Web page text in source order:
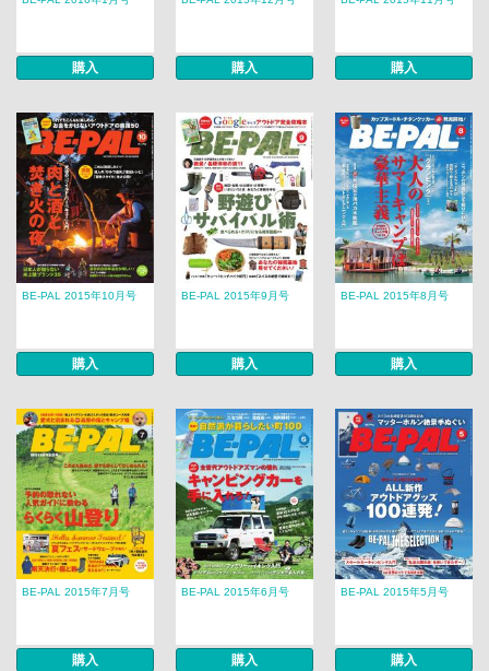
購入 購入 購入
BE-PAL 2015年10月号
購入
BE-PAL 2015年9月号
購入
BE-PAL 2015年8月号
購入
BE-PAL 2015年7月号
購入
BE-PAL 2015年6月号
購入
BE-PAL 2015年5月号
購入